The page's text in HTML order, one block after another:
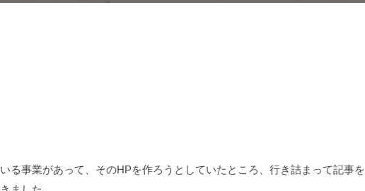
る事業があって、そのHPを作ろうとしていたところ、行き詰まって記事を